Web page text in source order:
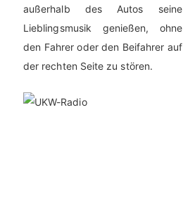
außerhalb des Autos seine
Lieblingsmusik genießen, ohne
den Fahrer oder den Beifahrer auf
der rechten Seite zu stören.